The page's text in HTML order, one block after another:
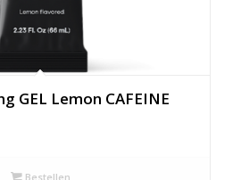
GEL Lemon CAFEINE
Bestellen